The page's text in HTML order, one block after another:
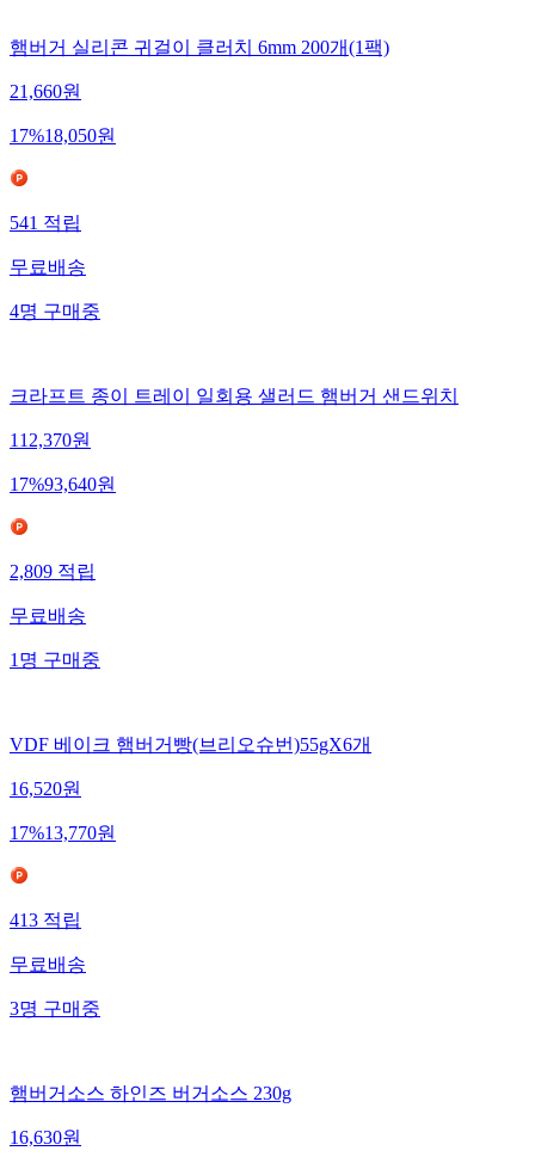
햄버거 실리콘 귀걸이 클러치 6mm 200개(1팩)
21,660원
17%18,050원
541적립
무료배송
4명구매중
크라프트 종이 트레이 일회용 샐러드 햄버거 샌드위치
112,370원
17%93,640원
2,809적립
무료배송
1명구매중
VDF 베이크 햄버거빵(브리오슈번)55gX6개
16,520원
17%13,770원
413적립
무료배송
3명구매중
햄버거소스 하인즈 버거소스 230g
16,630원